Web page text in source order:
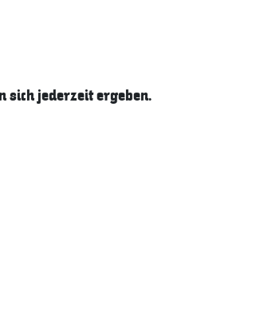
sich jederzeit ergeben.